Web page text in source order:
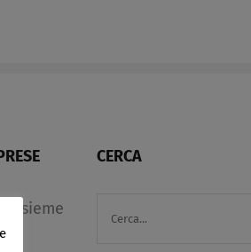
insieme
CERCA